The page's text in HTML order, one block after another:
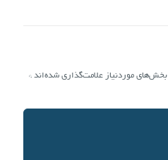
بخش‌های موردنیاز علامت‌گذاری شده‌اند *